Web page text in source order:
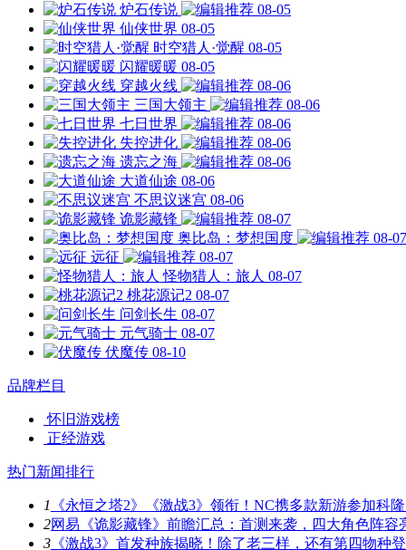
炉石传说
08-05
仙侠世界 08-05
时空猎人·觉醒 08-05
闪耀暖暖 08-05
穿越火线
08-06
三国大领主
08-06
七日世界
08-06
失控进化
08-06
遗忘之海
08-06
大道仙途 08-06
不思议迷宫 08-06
诡影藏锋
08-07
奥比岛：梦想国度
08-07
远征
08-07
怪物猎人：旅人 08-07
桃花源记2 08-07
问剑长生 08-07
元气骑士 08-07
伏魔传 08-10
品牌栏目
怀旧游戏榜
正经游戏
热门新闻排行
1
《永恒之塔2》《激战3》领衔！NC携多款新游参加科
2网易《诡影藏锋》前瞻汇总：首测来袭，四大角色阵容
3 《激战3》首发种族揭晓！除了老三样，还有第四物种